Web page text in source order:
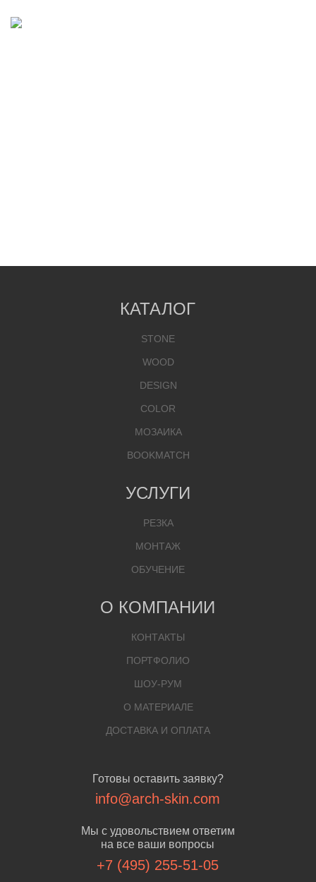
Готовы оставить заявку?
info@arch-skin.com
Мы с удовольствием ответим
на все ваши вопросы
+7 (495) 255-51-05
КАТАЛОГ
STONE
WOOD
DESIGN
COLOR
МОЗАИКА
BOOKMATCH
УСЛУГИ
РЕЗКА
МОНТАЖ
ОБУЧЕНИЕ
О КОМПАНИИ
КОНТАКТЫ
ПОРТФОЛИО
ШОУ-РУМ
О МАТЕРИАЛЕ
ДОСТАВКА И ОПЛАТА